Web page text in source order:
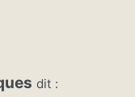
dit :